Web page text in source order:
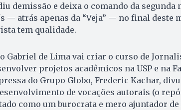
demissão e deixa o comando da
— atrás apenas da “Veja” — no final deste
tem qualidade.
Gabriel de Lima vai criar o curso de
projetos acadêmicos na USP e na
do Grupo Globo, Frederic Kachar,
de vocações autorais (o
como um burocrata e mero ajuntador